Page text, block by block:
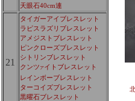
天眼石40cm連
21
タイガーアイブレスレット
ラピスラズリブレスレット
アメジストブレスレット
ピンクローズブレスレット
シトリンブレスレット
クンツアイトブレスレット
レインボーブレスレット
ターコイズブレスレット
黒曜石ブレスレット